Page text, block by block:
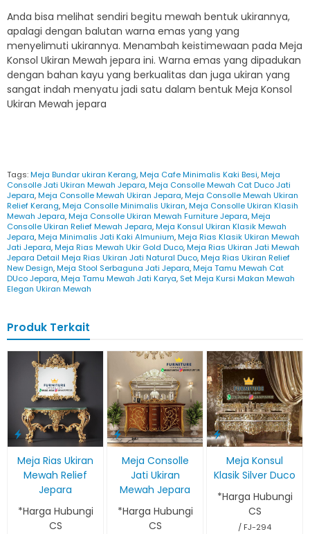
Anda bisa melihat sendiri begitu mewah bentuk ukirannya,
apalagi dengan balutan warna emas yang yang
menyelimuti ukirannya. Menambah keistimewaan pada Meja
Konsol Ukiran Mewah jepara ini. Warna emas yang dipadukan
dengan bahan kayu yang berkualitas dan juga ukiran yang
sangat indah menyatu jadi satu dalam bentuk Meja Konsol
Ukiran Mewah jepara
Tags:Meja Bundar ukiran Kerang,Meja Cafe Minimalis Kaki Besi,Meja
Consolle Jati Ukiran Mewah Jepara,Meja Consolle Mewah Cat Duco Jati
Jepara,Meja Consolle Mewah Ukiran Jepara,Meja Consolle Mewah Ukiran
Relief Kerang,Meja Consolle Minimalis Ukiran,Meja Consolle Ukiran Klasih
Mewah Jepara,Meja Consolle Ukiran Mewah Furniture Jepara,Meja
Consolle Ukiran Relief Mewah Jepara,Meja Konsul Ukiran Klasik Mewah
Jepara,Meja Minimalis Jati Kaki Almunium,Meja Rias Klasik Ukiran Mewah
Jati Jepara,Meja Rias Mewah Ukir Gold Duco,Meja Rias Ukiran Jati Mewah
Jepara Detail Meja Rias Ukiran Jati Natural Duco,Meja Rias Ukiran Relief
New Design,Meja Stool Serbaguna Jati Jepara,Meja Tamu Mewah Cat
DUco Jepara,Meja Tamu Mewah Jati Karya, Set Meja Kursi Makan Mewah
Elegan Ukiran Mewah
Produk Terkait
Meja Rias Ukiran
Mewah Relief
Jepara
*Harga Hubungi
CS
Meja Consolle
Jati Ukiran
Mewah Jepara
*Harga Hubungi
CS
Meja Konsul
Klasik Silver Duco
*Harga Hubungi
CS
/ FJ-294